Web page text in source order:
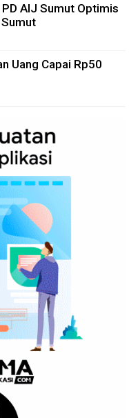
AIJ Sumut Optimis
Uang Capai Rp50